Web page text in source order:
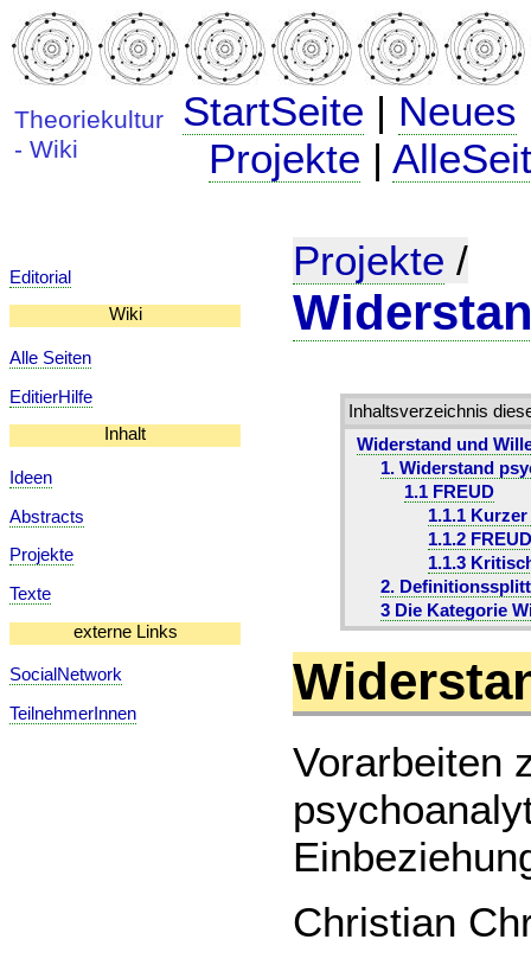
Theoriekultur
- Wiki
StartSeite | Neues
Projekte |
Editorial
Wiki
Alle Seiten
EditierHilfe
Inhalt
Ideen
Abstracts
Projekte
Texte
externe Links
SocialNetwork
TeilnehmerInnen
Projekte /
Inhaltsverzeichnis
Widerstand und
1. Widerstand
1.1 FREUD
1.1.1
1.1.2
1.1.3
2.
3 Die Kategorie
Vorarbeiten
Christian